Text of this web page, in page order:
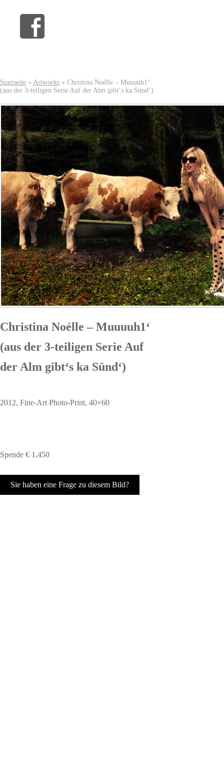
Startseite » Artworks » Christina Noélle – Muuuuh1‘
(aus der 3-teiligen Serie Auf der Alm gibt‘s ka Sünd‘)
Christina Noélle – Muuuuh1‘
(aus der 3-teiligen Serie Auf
der Alm gibt‘s ka Sünd‘)
2012, Fine-Art Photo-Print, 40×60
Spende € 1.450
Sie haben eine Frage zu diesem Bild?